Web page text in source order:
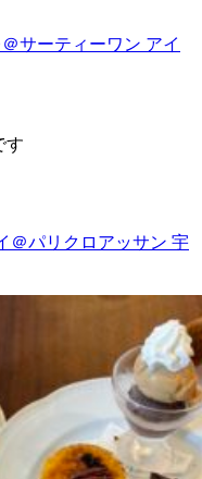
サーティーワン アイ
＠パリクロアッサン 宇